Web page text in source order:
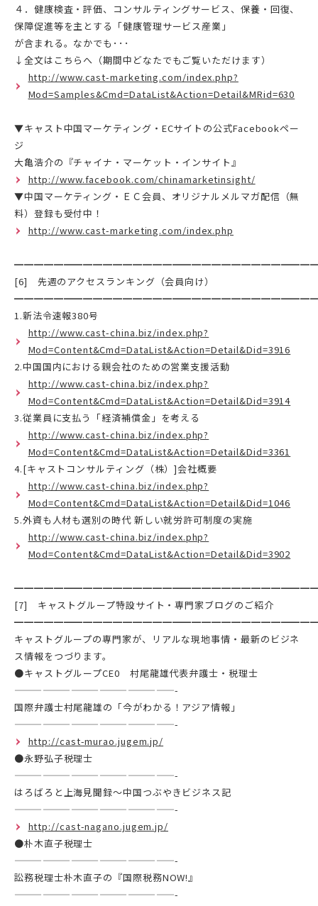
４．健康検査・評価、コンサルティングサービス、保養・回復、
保障促進等を主とする「健康管理サービス産業」
が含まれる。なかでも･･･
↓全文はこちらへ（期間中どなたでもご覧いただけます）
http://www.cast-marketing.com/index.php?
Mod=Samples&Cmd=DataList&Action=Detail&MRid=630
▼キャスト中国マーケティング・ECサイトの公式Facebookペー
ジ
大亀浩介の『チャイナ・マーケット・インサイト』
http://www.facebook.com/chinamarketinsight/
▼中国マーケティング・ＥＣ会員、オリジナルメルマガ配信（無
料）登録も受付中！
http://www.cast-marketing.com/index.php
[6] 先週のアクセスランキング（会員向け）
1.新法令速報380号
http://www.cast-china.biz/index.php?
Mod=Content&Cmd=DataList&Action=Detail&Did=3916
2.中国国内における親会社のための営業支援活動
http://www.cast-china.biz/index.php?
Mod=Content&Cmd=DataList&Action=Detail&Did=3914
3.従業員に支払う「経済補償金」を考える
http://www.cast-china.biz/index.php?
Mod=Content&Cmd=DataList&Action=Detail&Did=3361
4.[キャストコンサルティング（株）]会社概要
http://www.cast-china.biz/index.php?
Mod=Content&Cmd=DataList&Action=Detail&Did=1046
5.外資も人材も選別の時代 新しい就労許可制度の実施
http://www.cast-china.biz/index.php?
Mod=Content&Cmd=DataList&Action=Detail&Did=3902
[7] キャストグループ特設サイト・専門家ブログのご紹介
キャストグループの専門家が、リアルな現地事情・最新のビジネ
ス情報をつづります。
●キャストグループCE0 村尾龍雄代表弁護士・税理士
—————————————————-
国際弁護士村尾龍雄の「今がわかる！アジア情報」
—————————————————-
http://cast-murao.jugem.jp/
●永野弘子税理士
—————————————————-
はろばろと上海見聞録～中国つぶやきビジネス記
—————————————————-
http://cast-nagano.jugem.jp/
●朴木直子税理士
—————————————————-
訟務税理士朴木直子の『国際税務NOW!』
—————————————————-